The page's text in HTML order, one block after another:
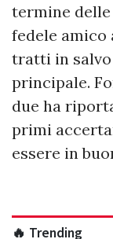
termine delle
fedele amico
tratti in
principale.
due ha
primi
essere in
🔥 Trending